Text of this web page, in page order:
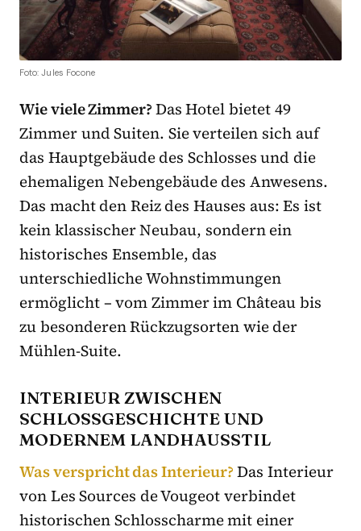
Foto: Jules Focone
Wie viele Zimmer?Das Hotel bietet 49
Zimmer und Suiten. Sie verteilen sich auf
das Hauptgebäude des Schlosses und die
ehemaligen Nebengebäude des Anwesens.
Das macht den Reiz des Hauses aus: Es ist
kein klassischer Neubau, sondern ein
historisches Ensemble, das
unterschiedliche Wohnstimmungen
ermöglicht – vom Zimmer im Château bis
zu besonderen Rückzugsorten wie der
Mühlen-Suite.
INTERIEUR ZWISCHEN
SCHLOSSGESCHICHTE UND
MODERNEM LANDHAUSSTIL
Was verspricht das Interieur?Das Interieur
von Les Sources de Vougeot verbindet
historischen Schlosscharme mit einer